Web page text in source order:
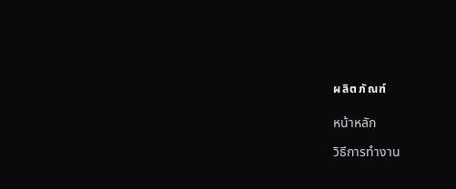
ผลิตภัณฑ์
หน้าหลัก
วิธีการทำงาน